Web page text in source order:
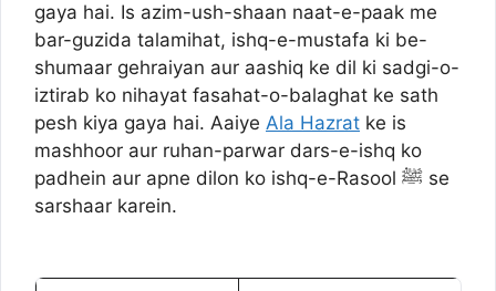
gaya hai. Is azim-ush-shaan naat-e-paak me
bar-guzida talamihat, ishq-e-mustafa ki be-
shumaar gehraiyan aur aashiq ke dil ki sadgi-o-
iztirab ko nihayat fasahat-o-balaghat ke sath
pesh kiya gaya hai. Aaiye Ala Hazrat ke is
mashhoor aur ruhan-parwar dars-e-ishq ko
padhein aur apne dilon ko ishq-e-Rasool ﷺ se
sarshaar karein.